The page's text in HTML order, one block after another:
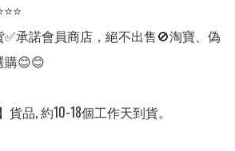
承諾會員商店，絕不出售🚫淘寶、偽
購😊😊
品, 約10-18個工作天到貨。